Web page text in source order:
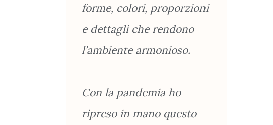
forme, colori, proporzioni
e dettagli che rendono
l’ambiente armonioso.
Con la pandemia ho
ripreso in mano questo